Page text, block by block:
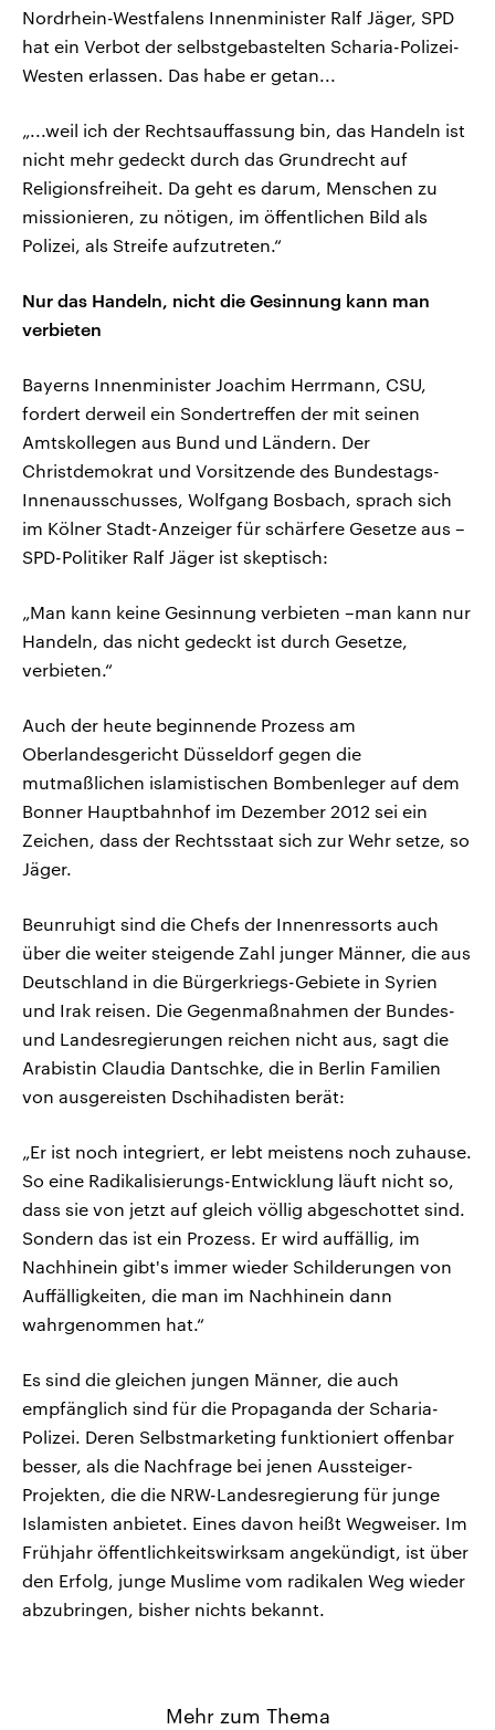
Nordrhein-Westfalens Innenminister Ralf Jäger, SPD
hat ein Verbot der selbstgebastelten Scharia-Polizei-
Westen erlassen. Das habe er getan...
„...weil ich der Rechtsauffassung bin, das Handeln ist
nicht mehr gedeckt durch das Grundrecht auf
Religionsfreiheit. Da geht es darum, Menschen zu
missionieren, zu nötigen, im öffentlichen Bild als
Polizei, als Streife aufzutreten.“
Nur das Handeln, nicht die Gesinnung kann man
verbieten
Bayerns Innenminister Joachim Herrmann, CSU,
fordert derweil ein Sondertreffen der mit seinen
Amtskollegen aus Bund und Ländern. Der
Christdemokrat und Vorsitzende des Bundestags-
Innenausschusses, Wolfgang Bosbach, sprach sich
im Kölner Stadt-Anzeiger für schärfere Gesetze aus –
SPD-Politiker Ralf Jäger ist skeptisch:
„Man kann keine Gesinnung verbieten –man kann nur
Handeln, das nicht gedeckt ist durch Gesetze,
verbieten.“
Auch der heute beginnende Prozess am
Oberlandesgericht Düsseldorf gegen die
mutmaßlichen islamistischen Bombenleger auf dem
Bonner Hauptbahnhof im Dezember 2012 sei ein
Zeichen, dass der Rechtsstaat sich zur Wehr setze, so
Jäger.
Beunruhigt sind die Chefs der Innenressorts auch
über die weiter steigende Zahl junger Männer, die aus
Deutschland in die Bürgerkriegs-Gebiete in Syrien
und Irak reisen. Die Gegenmaßnahmen der Bundes-
und Landesregierungen reichen nicht aus, sagt die
Arabistin Claudia Dantschke, die in Berlin Familien
von ausgereisten Dschihadisten berät:
„Er ist noch integriert, er lebt meistens noch zuhause.
So eine Radikalisierungs-Entwicklung läuft nicht so,
dass sie von jetzt auf gleich völlig abgeschottet sind.
Sondern das ist ein Prozess. Er wird auffällig, im
Nachhinein gibt's immer wieder Schilderungen von
Auffälligkeiten, die man im Nachhinein dann
wahrgenommen hat.“
Es sind die gleichen jungen Männer, die auch
empfänglich sind für die Propaganda der Scharia-
Polizei. Deren Selbstmarketing funktioniert offenbar
besser, als die Nachfrage bei jenen Aussteiger-
Projekten, die die NRW-Landesregierung für junge
Islamisten anbietet. Eines davon heißt Wegweiser. Im
Frühjahr öffentlichkeitswirksam angekündigt, ist über
den Erfolg, junge Muslime vom radikalen Weg wieder
abzubringen, bisher nichts bekannt.
Mehr zum Thema